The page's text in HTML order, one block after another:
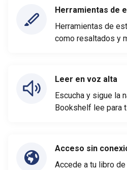
Herramientas de
Herramientas de
como resaltados y
Leer en voz alta
Escucha y sigue la
Bookshelf lee para
Acceso sin
Accede a tu libro